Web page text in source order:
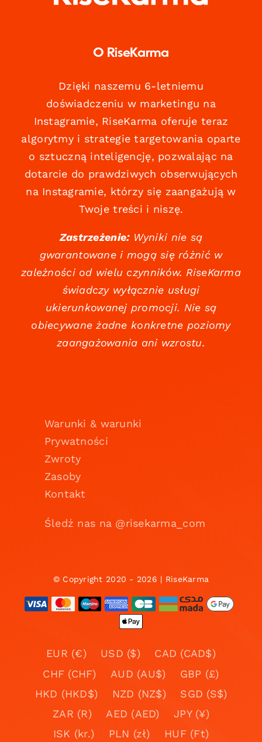
O RiseKarma
Dzięki naszemu 6-letniemu
doświadczeniu w marketingu na
Instagramie, RiseKarma oferuje teraz
algorytmy i strategie targetowania oparte
o sztuczną inteligencję, pozwalając na
dotarcie do prawdziwych obserwujących
na Instagramie, którzy się zaangażują w
Twoje treści i niszę.
Zastrzeżenie:Wyniki nie są
gwarantowane i mogą się różnić w
zależności od wielu czynników. RiseKarma
świadczy wyłącznie usługi
ukierunkowanej promocji. Nie są
obiecywane żadne konkretne poziomy
zaangażowania ani wzrostu.
Warunki & warunki
Prywatności
Zwroty
Zasoby
Kontakt
Śledź nas na @risekarma_com
© Copyright 2020 - 2026 | RiseKarma
EUR (€) USD ($)
CAD (CAD$)
CHF (CHF)
AUD (AU$)
GBP (£)
HKD (HKD$)
NZD (NZ$)
SGD (S$)
ZAR (R)
AED (AED)
JPY (¥)
ISK (kr.)
PLN (zł)
HUF (Ft)